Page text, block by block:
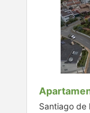
Santiago de